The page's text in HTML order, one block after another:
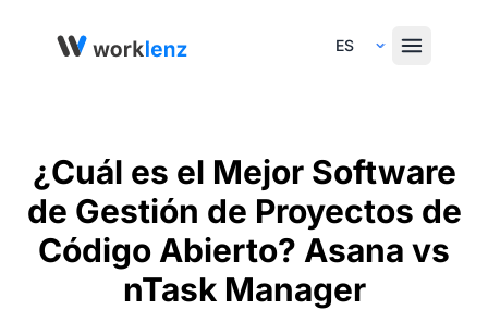
Select Language
¿Cuál es el Mejor Software
de Gestión de Proyectos de
Código Abierto? Asana vs
nTask Manager